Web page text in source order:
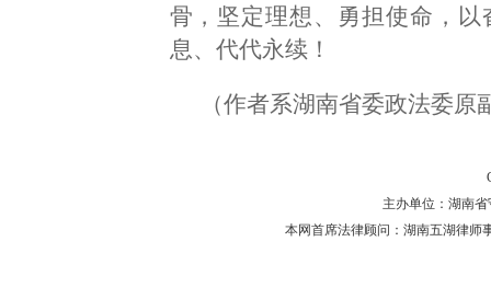
骨，坚定理想、勇担使命，
息、代代永续！
（作者系湖南省委政法委原
主办单位：湖南省
本网首席法律顾问：湖南五湖律师